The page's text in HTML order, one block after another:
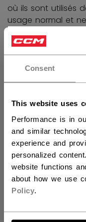
Consent
This website uses
Performance is in
and similar
experience and
personalized
website functions
about how we use
Policy.
où ils sont utilisés
usage normal et
CASQUES
Les casques sont
défauts de
consommateur
de manière
subissent aucune
PROTÈGE-
Les protège-
contre les défauts
d’œuvre d’une
à partir de la date
Vous